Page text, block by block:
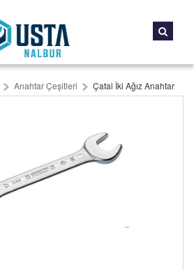
Anahtar Çeşitleri Çatal İki Ağız Anahtar